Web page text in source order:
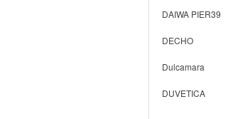
DAIWA PIER39
DECHO
Dulcamara
DUVETICA